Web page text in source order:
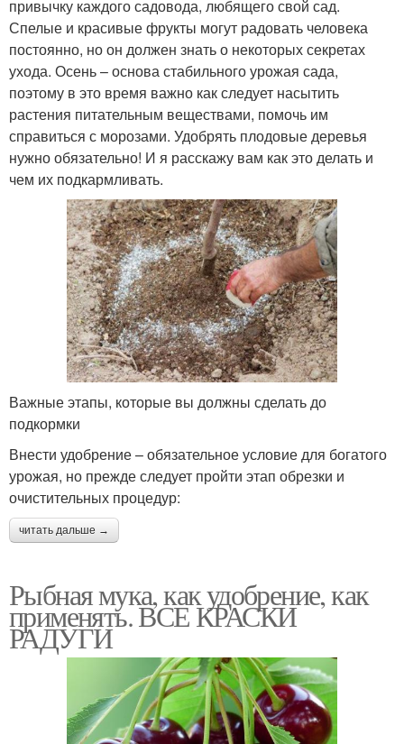
привычку каждого садовода, любящего свой сад.
Спелые и красивые фрукты могут радовать человека
постоянно, но он должен знать о некоторых секретах
ухода. Осень – основа стабильного урожая сада,
поэтому в это время важно как следует насытить
растения питательным веществами, помочь им
справиться с морозами. Удобрять плодовые деревья
нужно обязательно! И я расскажу вам как это делать и
чем их подкармливать.
Важные этапы, которые вы должны сделать до
подкормки
Внести удобрение – обязательное условие для богатого
урожая, но прежде следует пройти этап обрезки и
очистительных процедур:
читать дальше →
Рыбная мука, как удобрение, как
применять. ВСЕ КРАСКИ
РАДУГИ